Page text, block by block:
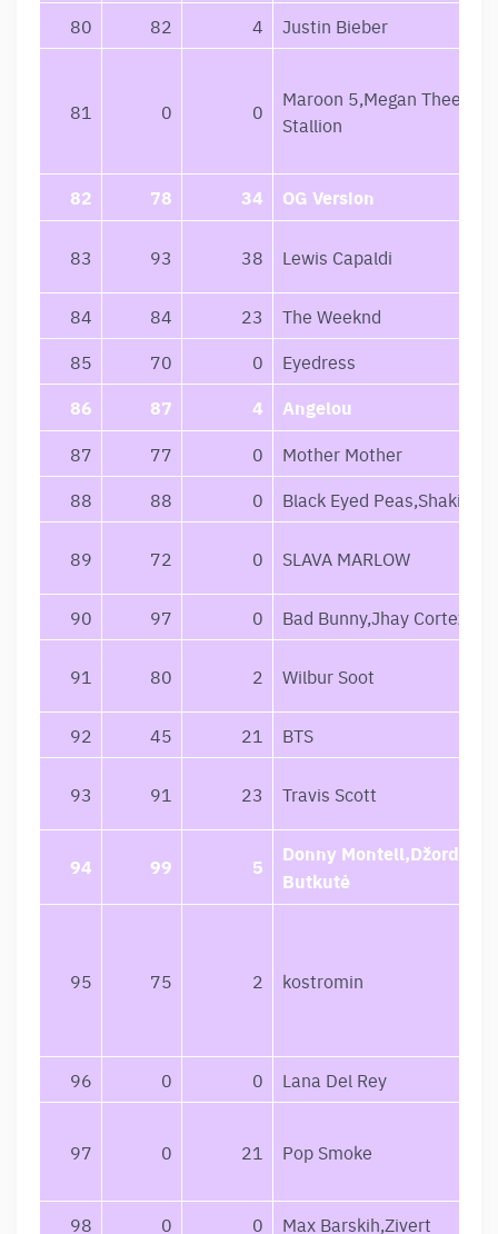
80 82 4 Justin Bieber
81 0 0
Maroon 5,Megan Thee
Stallion
82 78 34 OG Version
83 93 38 Lewis Capaldi
84 84 23
The Weeknd
85
70 0 Eyedress
86 87 4 Angelou
87 77 0
Mother Mother
88
88 0 Black Eyed Peas,Shakira
89 72 0 SLAVA MARLOW
90 97 0 Bad Bunny,Jhay Cortez
91 80 2 Wilbur Soot
92 45 21 BTS
93 91 23 Travis Scott
94 99 5
Donny Montell,Džordana
Butkutė
95 75 2 kostromin
96 0 0 Lana Del Rey
97 0 21 Pop Smoke
98 0 0 Max Barskih,Zivert